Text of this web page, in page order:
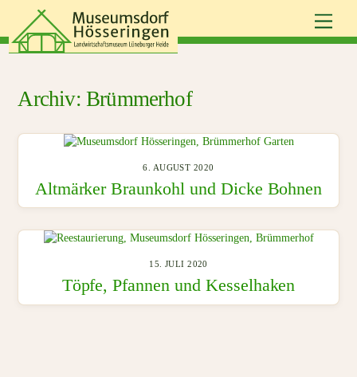
content
Brümmerhof
6. AUGUST 2020
Altmärker Braunkohl und Dicke Bohnen
15. JULI 2020
Töpfe, Pfannen und Kesselhaken